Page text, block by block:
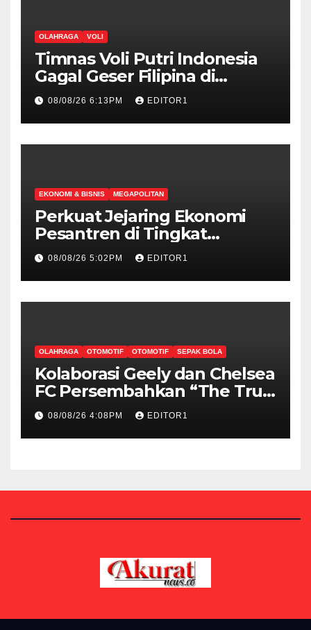
OLAHRAGA VOLI
Timnas Voli Putri Indonesia
Gagal Geser Filipina di
Klasemen Sementara SEA V
Cup Putri 2026, Usai Dihajar
Thailand 3-0
08/08/26 6:13PM EDITOR1
EKONOMI & BISNIS MEGAPOLITAN
Perkuat Jejaring Ekonomi
Pesantren di Tingkat
Internasional, Hibitren Jaktim
dan PCI Malaysia Teken MoU
08/08/26 5:02PM EDITOR1
OLAHRAGA OTOMOTIF OTOMOTIF SEPAK BOLA
Kolaborasi Geely dan Chelsea
FC Persembahkan “The True
Blue Journey di Indonesia”
08/08/26 4:08PM EDITOR1